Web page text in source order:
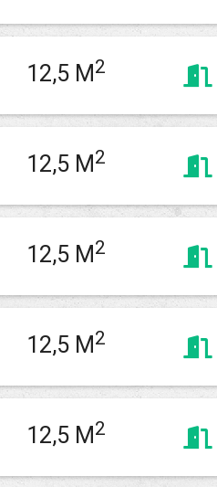
12,5 M 2
12,5 M 2
12,5 M 2
12,5 M 2
12,5 M 2